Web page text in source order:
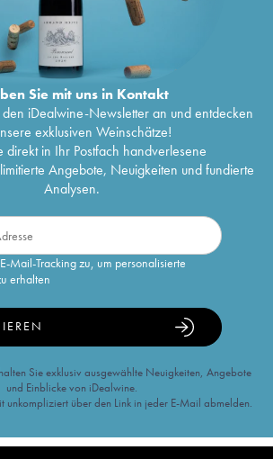
Sie mit uns in Kontakt
iDealwine-Newsletter an und entdecken
exklusiven Weinschätze!
direkt in Ihr Postfach handverlesene
Angebote, Neuigkeiten und fundierte
Analysen.
Mail-Tracking zu, um personalisierte
erhalten
Sie exklusiv ausgewählte Neuigkeiten, Angebote
und Einblicke von iDealwine.
unkompliziert über den Link in jeder E-Mail abmelden.